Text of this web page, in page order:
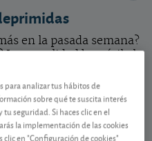
en la pasada semana?
La actualidad bursátil al
a SOCIOS
para analizar tus hábitos de
sobre qué te suscita interés
seguridad. Si haces clic en el
la implementación de las cookies
en "Configuración de cookies"